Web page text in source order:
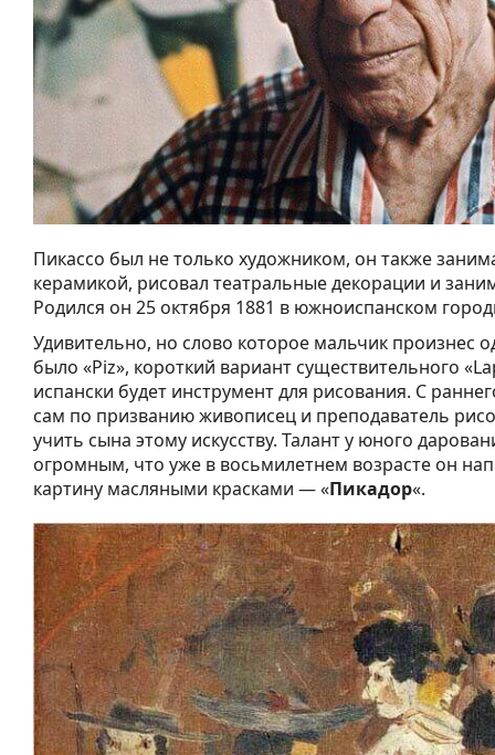
Пикассо был не только художником, он также
керамикой, рисовал театральные декорации и
Родился он 25 октября 1881 в южноиспанском
Удивительно, но слово которое мальчик произнес
было «Piz», короткий вариант существительного
испански будет инструмент для рисования. С
сам по призванию живописец и преподаватель
учить сына этому искусству. Талант у юного
огромным, что уже в восьмилетнем возрасте он
картину масляными красками — «Пикадор«.